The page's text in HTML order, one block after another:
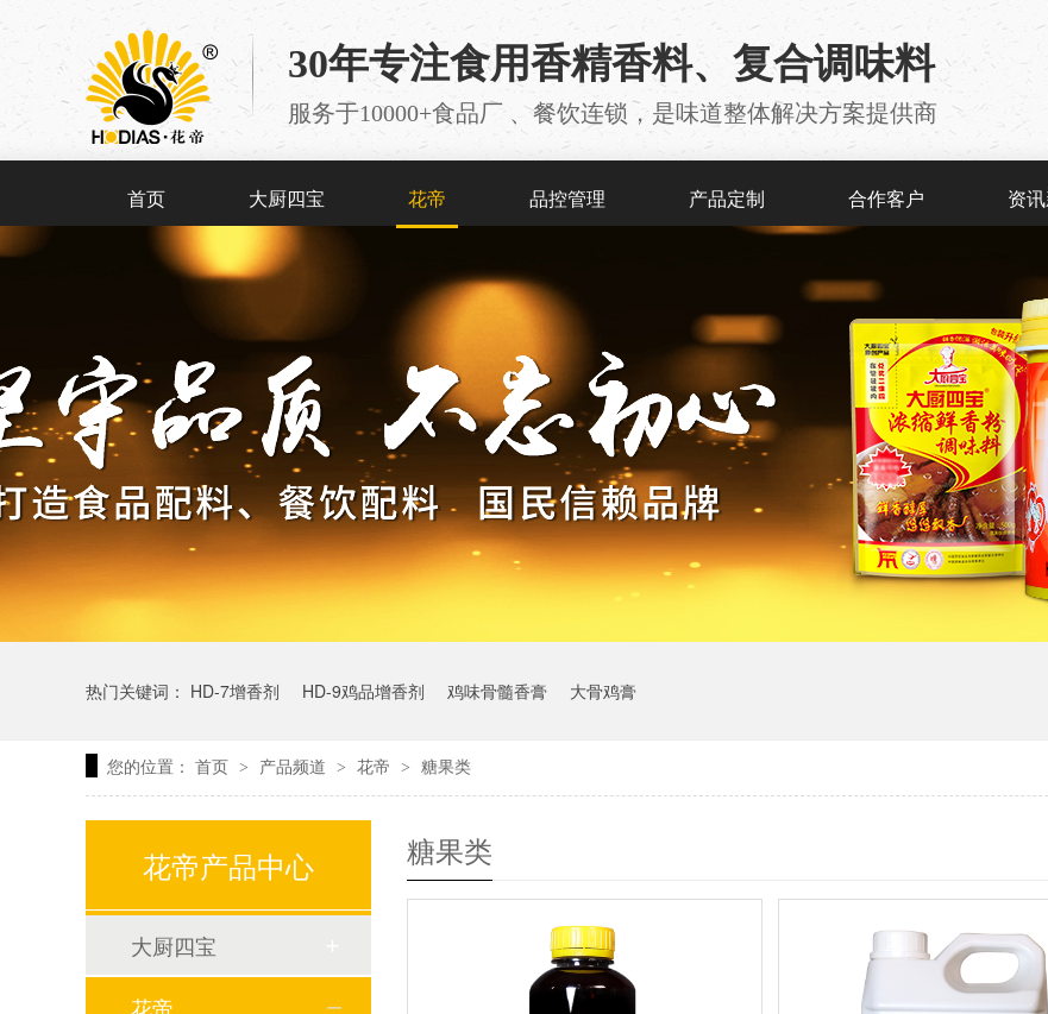
30年专注食用香精香料、复合调味料
服务于10000+食品厂 、餐饮连锁，是味道整体解决方案提供商
首页 大厨四宝 花帝 品控管理 产品定制 合作客户 资
热门关键词： HD-7增香剂 HD-9鸡品增香剂 鸡味骨髓香膏 大骨鸡膏
您的位置： 首页 > 产品频道 > 花帝 > 糖果类
糖果类
花帝产品中心
大厨四宝
花帝